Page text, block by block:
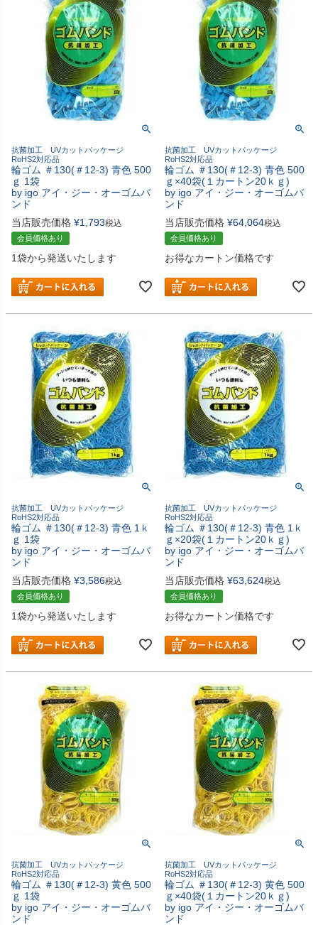
抗菌加工 UVカットパッケージ
RoHS2対応品
輪ゴム ＃130(＃12-3) 青色 500
ｇ 1袋
by igo アイ・ジー・オーゴムバ
ンド
当店販売価格 ¥1,793税込
会員価格あり
1袋から発送いたします
抗菌加工 UVカットパッケージ
RoHS2対応品
輪ゴム ＃130(＃12-3) 青色 500
ｇ×40袋(１カートン20ｋｇ)
by igo アイ・ジー・オーゴムバ
ンド
当店販売価格 ¥64,064税込
会員価格あり
お得なカートン価格です
抗菌加工 UVカットパッケージ
RoHS2対応品
輪ゴム ＃130(＃12-3) 青色 1ｋ
ｇ 1袋
by igo アイ・ジー・オーゴムバ
ンド
当店販売価格 ¥3,586税込
会員価格あり
1袋から発送いたします
抗菌加工 UVカットパッケージ
RoHS2対応品
輪ゴム ＃130(＃12-3) 青色 1ｋ
ｇ×20袋(１カートン20ｋｇ)
by igo アイ・ジー・オーゴムバ
ンド
当店販売価格 ¥63,624税込
会員価格あり
お得なカートン価格です
抗菌加工 UVカットパッケージ
RoHS2対応品
輪ゴム ＃130(＃12-3) 黄色 500
ｇ 1袋
by igo アイ・ジー・オーゴムバ
ンド
抗菌加工 UVカットパッケージ
RoHS2対応品
輪ゴム ＃130(＃12-3) 黄色 500
ｇ×40袋(１カートン20ｋｇ)
by igo アイ・ジー・オーゴムバ
ンド